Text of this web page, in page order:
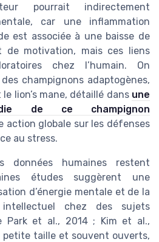
pourrait indirectement
car une inflammation
est associée à une baisse de
de motivation, mais ces liens
chez l’humain. On
champignons adaptogènes,
lion’s mane, détaillé dans une
de ce champignon
action globale sur les défenses
au stress.
données humaines restent
études suggèrent une
d’énergie mentale et de la
chez des sujets
Park et al., 2014 ; Kim et al.,
petite taille et souvent ouverts,